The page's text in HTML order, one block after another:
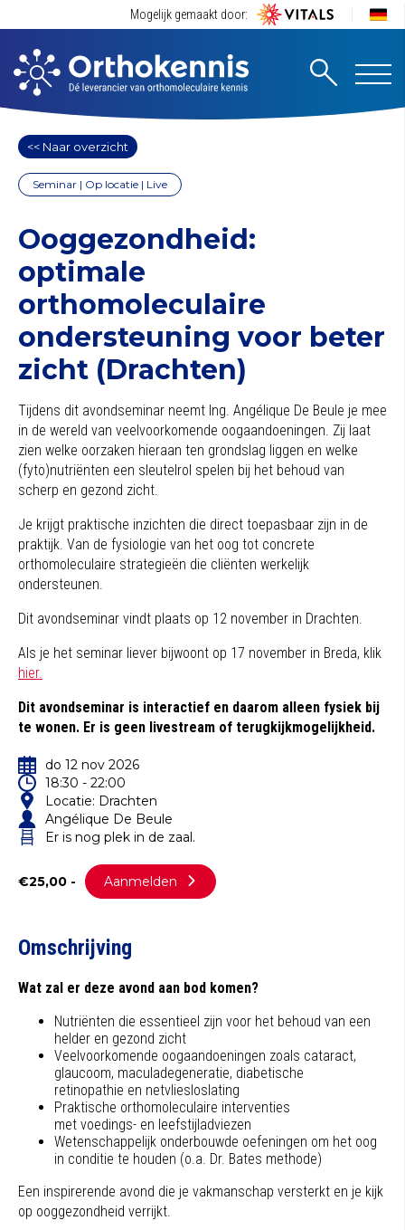
Mogelijk gemaakt door:
<< Naar overzicht
Seminar | Op locatie | Live
Ooggezondheid:
optimale
orthomoleculaire
ondersteuning voor beter
zicht (Drachten)
Tijdens dit avondseminar neemt Ing. Angélique De Beule je mee
in de wereld van veelvoorkomende oogaandoeningen. Zij laat
zien welke oorzaken hieraan ten grondslag liggen en welke
(fyto)nutriënten een sleutelrol spelen bij het behoud van
scherp en gezond zicht.
Je krijgt praktische inzichten die direct toepasbaar zijn in de
praktijk. Van de fysiologie van het oog tot concrete
orthomoleculaire strategieën die cliënten werkelijk
ondersteunen.
Dit avondseminar vindt plaats op 12 november in Drachten.
Als je het seminar liever bijwoont op 17 november in Breda, klik
hier.
Dit avondseminar is interactief en daarom alleen fysiek bij
te wonen. Er is geen livestream of terugkijkmogelijkheid.
do 12 nov 2026
18:30 - 22:00
Locatie: Drachten
Angélique De Beule
Er is nog plek in de zaal.
€25,00 - Aanmelden
Omschrijving
Wat zal er deze avond aan bod komen?
Nutriënten die essentieel zijn voor het behoud van een
helder en gezond zicht
Veelvoorkomende oogaandoeningen zoals cataract,
glaucoom, maculadegeneratie, diabetische
retinopathie en netvliesloslating
Praktische orthomoleculaire interventies
met voedings- en leefstijladviezen
Wetenschappelijk onderbouwde oefeningen om het oog
in conditie te houden (o.a. Dr. Bates methode)
Een inspirerende avond die je vakmanschap versterkt en je kijk
op ooggezondheid verrijkt.